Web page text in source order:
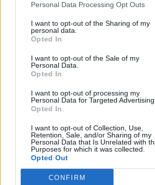
Personal Data Processing Opt Outs
I want to opt-out of the Sharing of my
personal data.
Opted In
I want to opt-out of the Sale of my
Personal Data.
Opted In
I want to opt-out of processing my
Personal Data for Targeted Advertising.
Opted In
I want to opt-out of Collection, Use,
Retention, Sale, and/or Sharing of my
Personal Data that Is Unrelated with
Purposes for which it was collected.
Opted Out
CONFIRM
Μαθαίνοντας από μικροί να
Εκδήλωση της Ένωσης Συλλόγων
Γονέων Δυτικής Λέσβου με
ομιλήτρια την αστυνόμο Χρύσα
Αντίδραση των ιδιωτικών
υπαλλήλων για τη Λευκή Νύχτα
της Μυτιλήνης
Παρέμβαση της Ένωσης Ιδιωτικών
Υπαλλήλων Λέσβου για τα
διευρυμένα ωράρια και τις
συνθήκες εργασίας στα εμπορικά
καταστήματα